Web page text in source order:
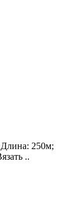
Длина: 250м;
..